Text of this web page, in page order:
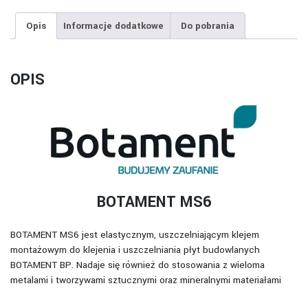
Opis Informacje dodatkowe Do pobrania
OPIS
BOTAMENT MS6
BOTAMENT MS6 jest elastycznym, uszczelniającym klejem
montażowym do klejenia i uszczelniania płyt budowlanych
BOTAMENT BP. Nadaje się również do stosowania z wieloma
metalami i tworzywami sztucznymi oraz mineralnymi materiałami